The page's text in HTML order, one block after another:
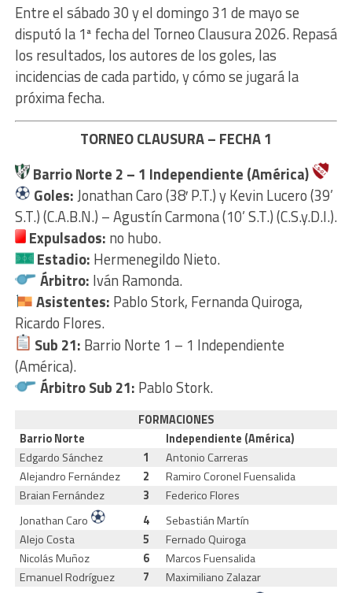
Entre el sábado 30 y el domingo 31 de mayo se
disputó la 1ª fecha del Torneo Clausura 2026. Repasá
los resultados, los autores de los goles, las
incidencias de cada partido, y cómo se jugará la
próxima fecha.
TORNEO CLAUSURA – FECHA 1
Barrio Norte 2 – 1 Independiente (América)
Goles:Jonathan Caro (38′ P.T.) y Kevin Lucero (39’
S.T.) (C.A.B.N.) – Agustín Carmona (10’ S.T.) (C.S.y.D.I.).
Expulsados: no hubo.
Estadio: Hermenegildo Nieto.
Árbitro: Iván Ramonda.
Asistentes: Pablo Stork, Fernanda Quiroga,
Ricardo Flores.
Sub 21: Barrio Norte 1 – 1 Independiente
(América).
Árbitro Sub 21: Pablo Stork.
FORMACIONES
Barrio Norte
Independiente (América)
Edgardo Sánchez
1
Antonio Carreras
Alejandro Fernández
2
Ramiro Coronel Fuensalida
Braian Fernández
3
Federico Flores
Jonathan Caro
4
Sebastián Martín
Alejo Costa
5
Fernado Quiroga
Nicolás Muñoz
6
Marcos Fuensalida
Emanuel Rodríguez
7
Maximiliano Zalazar